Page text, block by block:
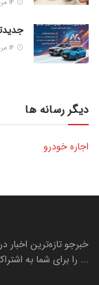
دیگر رسانه ها
اجاره خودرو
خبرجو تازه‌ترین
... را برای شما به